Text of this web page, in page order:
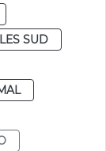
SUD